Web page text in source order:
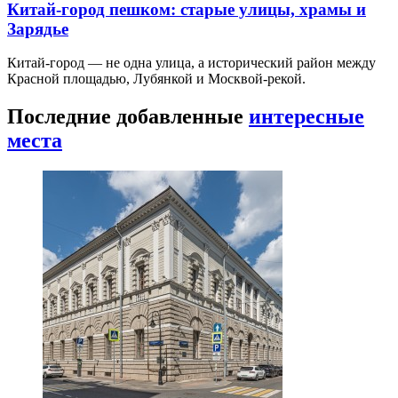
Китай-город пешком: старые улицы, храмы и
Зарядье
Китай-город — не одна улица, а исторический район между
Красной площадью, Лубянкой и Москвой-рекой.
Последние добавленные интересные
места